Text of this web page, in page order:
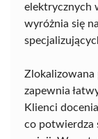
elektrycznych
wyróżnia się
Zlokalizowana
zapewnia
Klienci
co potwierdza